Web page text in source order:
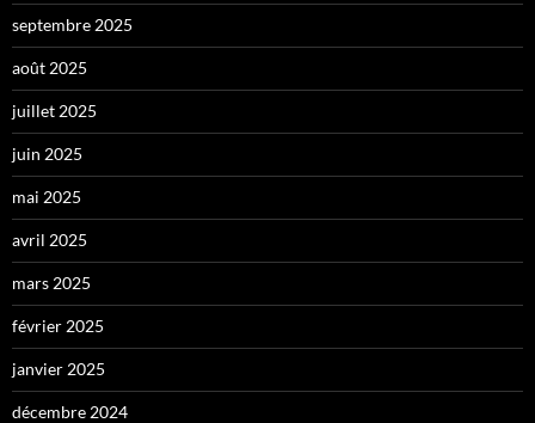
septembre 2025
août 2025
juillet 2025
juin 2025
mai 2025
avril 2025
mars 2025
février 2025
janvier 2025
décembre 2024